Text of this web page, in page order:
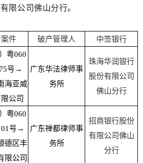
限公司佛山分行。
件 破产管理人 中签银行
粤060
号→
海亚威
公司
广东华法律师事
务所
珠海华润银行
股份有限公司
佛山分行
粤060
号→
德区丰
限公司
广东禅都律师事
务所
招商银行股份
有限公司佛山
分行